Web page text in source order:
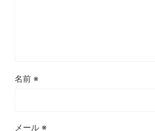
名前 ※
メール ※